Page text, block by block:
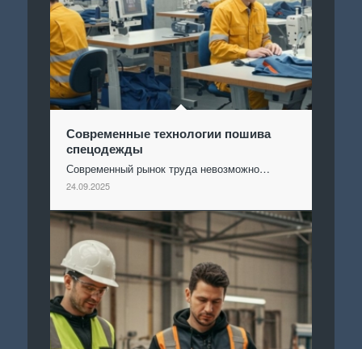
Современные технологии пошива
спецодежды
Современный рынок труда невозможно…
24.09.2025